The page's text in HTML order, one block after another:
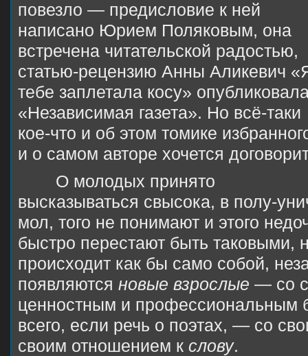
повезло — предисловие к ней
написано Юрием Поляковым, она
встречена читательской радостью,
статью-рецензию Анны Аликевич
тебе заплетала косу»
«Независимая газета». Но всё-таки
кое-что и об этом томике
и о самом авторе хочется
О молодых принято
высказываться свысока, в полу-
мол, того не понимают и этого
быстро перестают быть таковыми,
происходит как бы само собой,
появляются новые взрослые — со
ценностным и профессиональным
всего, если речь о поэтах, — со
своим отношением к слову.